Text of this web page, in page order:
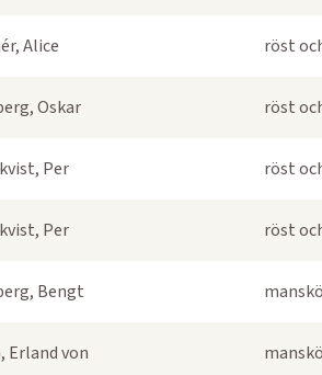
Alice röst
Oskar röst
Per röst
Per röst
Bengt
Erland von